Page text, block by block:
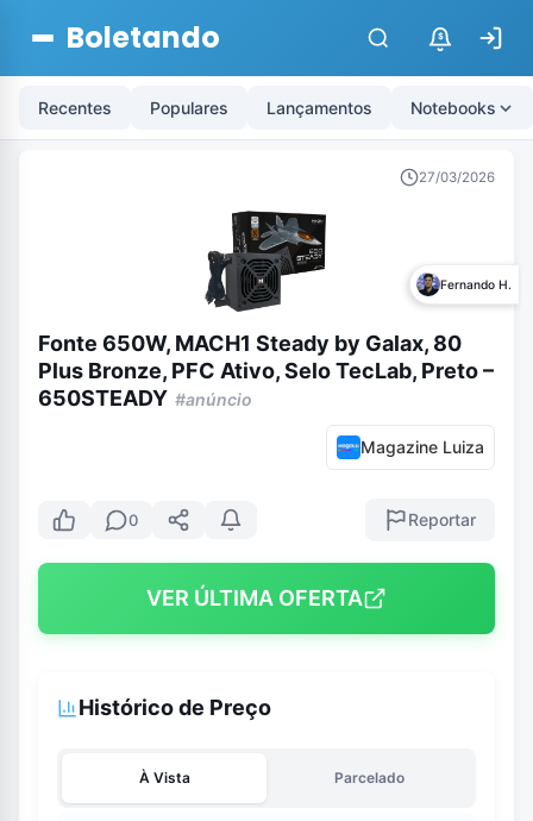
Boletando $
Recentes Populares Lançamentos Notebooks
27/03/2026
Fernando H.
Fonte 650W, MACH1 Steady by Galax, 80
Plus Bronze, PFC Ativo, Selo TecLab, Preto –
650STEADY #anúncio
Magazine Luiza
0 Reportar
VER ÚLTIMA OFERTA
Histórico de Preço
À Vista Parcelado